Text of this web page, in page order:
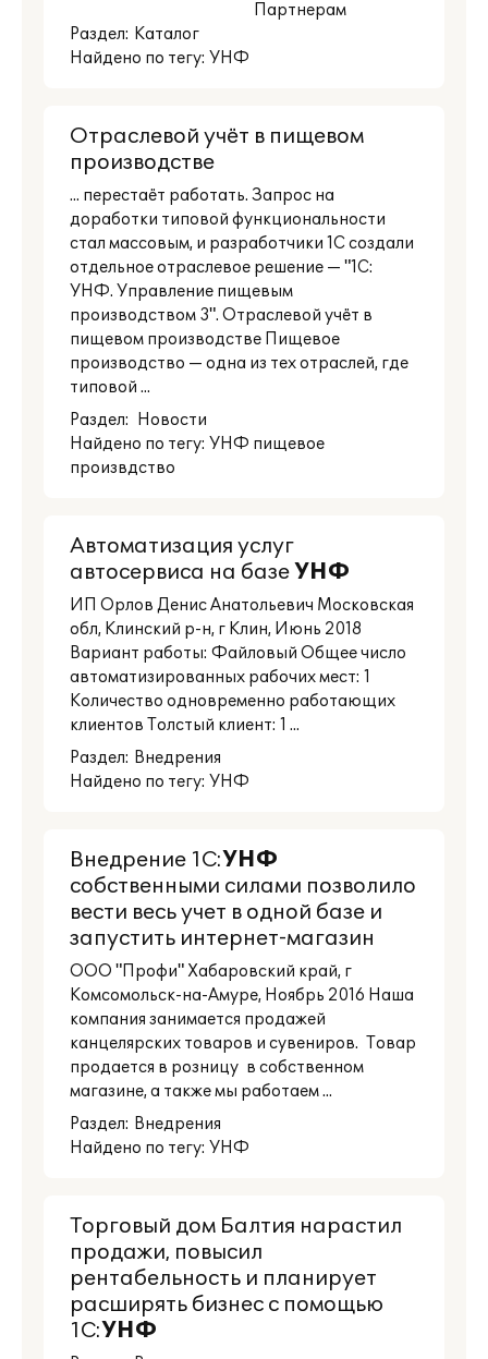
Партнерам
Раздел: Каталог
Найдено по тегу: УНФ
Отраслевой учёт в пищевом
производстве
... перестаёт работать. Запрос на
доработки типовой функциональности
стал массовым, и разработчики 1С создали
отдельное отраслевое решение — "1С:
УНФ. Управление пищевым
производством 3". Отраслевой учёт в
пищевом производстве Пищевое
производство — одна из тех отраслей, где
типовой ...
Раздел:
Новости
Найдено по тегу: УНФ пищевое
произвдство
Автоматизация услуг
автосервиса на базеУНФ
ИП Орлов Денис Анатольевич Московская
обл, Клинский р-н, г Клин, Июнь 2018
Вариант работы: Файловый Общее число
автоматизированных рабочих мест: 1
Количество одновременно работающих
клиентов Толстый клиент: 1 ...
Раздел: Внедрения
Найдено по тегу: УНФ
Внедрение 1С:УНФ
собственными силами позволило
вести весь учет в одной базе и
запустить интернет-магазин
ООО "Профи" Хабаровский край, г
Комсомольск-на-Амуре, Ноябрь 2016 Наша
компания занимается продажей
канцелярских товаров и сувениров. Товар
продается в розницу в собственном
магазине, а также мы работаем ...
Раздел: Внедрения
Найдено по тегу: УНФ
Торговый дом Балтия нарастил
продажи, повысил
рентабельность и планирует
расширять бизнес с помощью
1С:УНФ